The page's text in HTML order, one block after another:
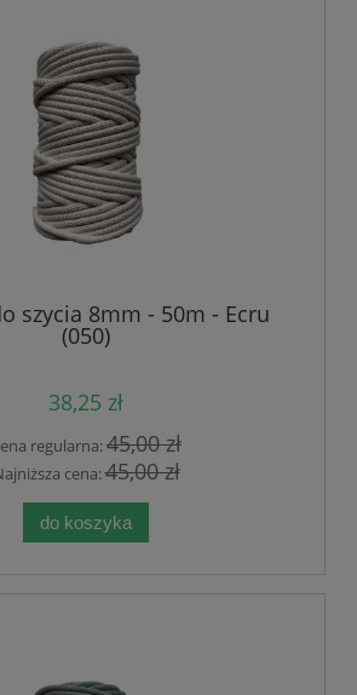
szycia 8mm - 50m - Ecru
(050)
38,25 zł
regularna:45,00 zł
cena:45,00 zł
do koszyka